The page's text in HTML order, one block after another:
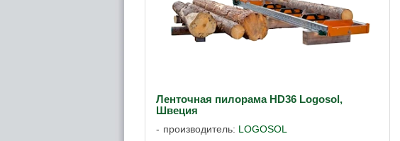
Ленточная пилорама HD36 Logosol,
Швеция
производитель: LOGOSOL